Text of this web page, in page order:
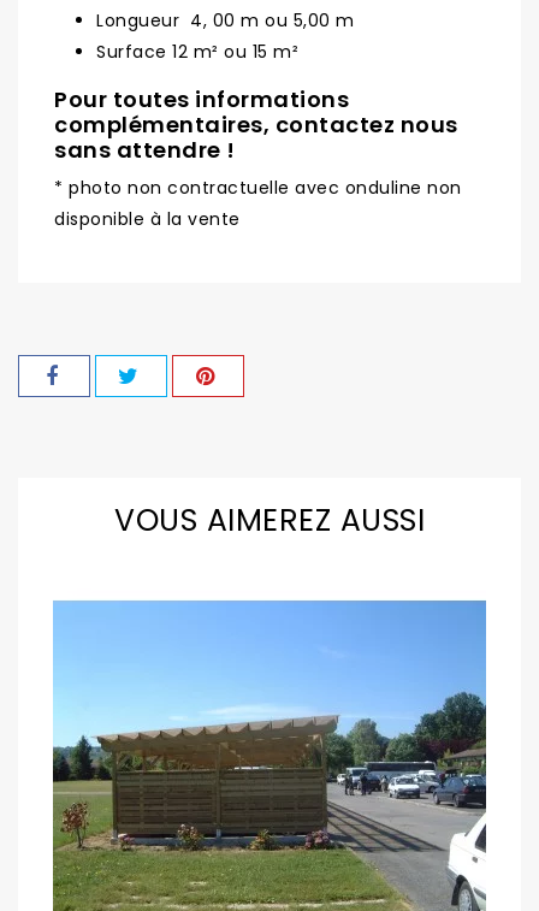
Longueur 4, 00 m ou 5,00 m
Surface 12 m² ou 15 m²
Pour toutes informations
complémentaires, contactez nous
sans attendre !
* photo non contractuelle avec onduline non
disponible à la vente
VOUS AIMEREZ AUSSI